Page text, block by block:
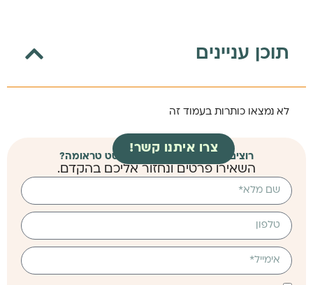
צרו איתנו קשר!
תוכן עניינים
לא נמצאו כותרות בעמוד זה
רוצים לבדוק זכאות להכרה בפוסט טראומה?
השאירו פרטים ונחזור אליכם בהקדם.